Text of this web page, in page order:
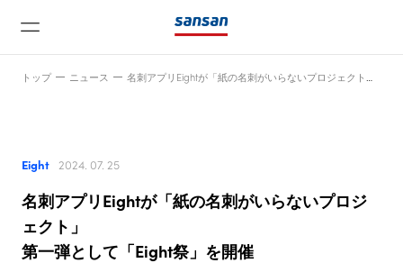
ニュース
トップ ニュース
Eight 2024. 07. 25
名刺アプリEightが「紙の名刺がいらないプロジ
ェクト」
第一弾として「Eight祭」を開催